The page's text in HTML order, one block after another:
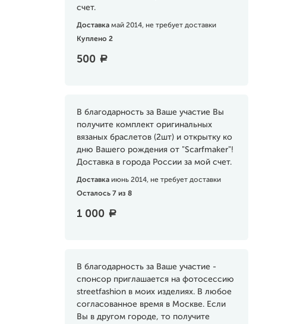
счет.
Доставка май 2014, не требует доставки
Куплено 2
500 a
В благодарность за Ваше участие Вы
получите комплект оригинальных
вязаных браслетов (2шт) и открытку ко
дню Вашего рождения от "Scarfmaker"!
Доставка в города России за мой счет.
Доставка июнь 2014, не требует доставки
Осталось 7 из 8
1 000 a
В благодарность за Ваше участие -
спонсор приглашается на фотосессию
streetfashion в моих изделиях. В любое
согласованное время в Москве. Если
Вы в другом городе, то получите